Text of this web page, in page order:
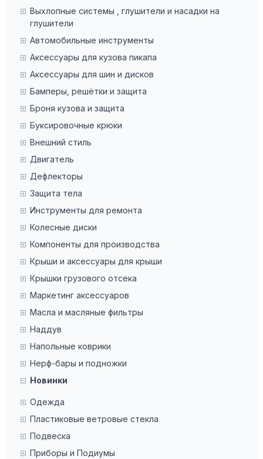
Выхлопные системы , глушители и насадки на
глушители
Автомобильные инструменты
Аксессуары для кузова пикапа
Аксессуары для шин и дисков
Бамперы, решётки и защита
Броня кузова и защита
Буксировочные крюки
Внешний стиль
Двигатель
Дефлекторы
Защита тела
Инструменты для ремонта
Колесные диски
Компоненты для производства
Крыши и аксессуары для крыши
Крышки грузового отсека
Маркетинг аксессуаров
Масла и масляные фильтры
Наддув
Напольные коврики
Нерф-бары и подножки
Новинки
Одежда
Пластиковые ветровые стекла
Подвеска
Приборы и Подиумы